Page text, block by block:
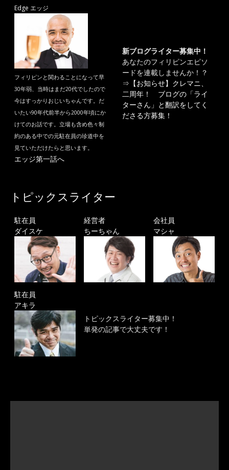
Edge エッジ
フィリピンと関わることになって早
30年弱、当時はまだ20代でしたので
今はすっかりおじいちゃんです。だ
いたい90年代前半から2000年頃にか
けてのお話です。立場も含め色々制
約のある中での元駐在員の珍道中を
見ていただけたらと思います。
エッジ第一話へ
新ブログライター募集中！
あなたのフィリピンエピソ
ードを連載しませんか！？
⇒ 【お知らせ】クレマニ、
二周年！ ブログの「ライ
ターさん」と翻訳をしてく
ださる方募集！
トピックスライター
駐在員
ダイスケ
経営者
ちーちゃん
会社員
マシャ
駐在員
アキラ
トピックスライター募集中！
単発の記事で大丈夫です！